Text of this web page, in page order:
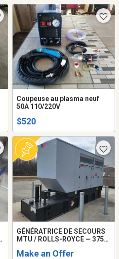
Coupeuse au plasma neuf
50A 110/220V
$520
GÉNÉRATRICE DE SECOURS
MTU / ROLLS-ROYCE — 375
Make an Offer